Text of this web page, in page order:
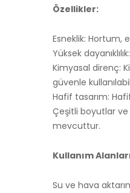
Özellikler:
Esneklik: Hortum,
Yüksek
Kimyasal direnç:
güvenle
Hafif tasarım:
Çeşitli boyutlar ve
mevcuttur.
Kullanım
Su ve hava